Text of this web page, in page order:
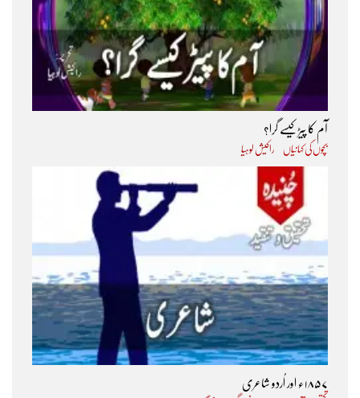
آم کا پیڑ کیسے گرا؟
بچوں کی کہانیاں راکیش لوہیا
۱۸۵۷ء اور اُردو شاعری